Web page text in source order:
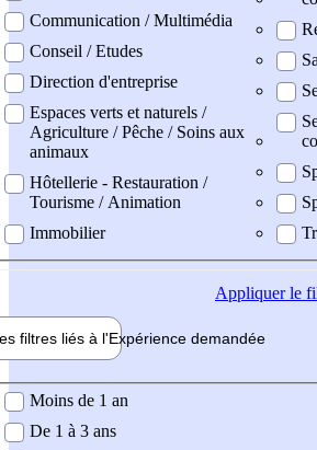
Communication / Multimédia
Conseil / Etudes
Direction d'entreprise
Espaces verts et naturels /
Agriculture / Pêche / Soins aux
animaux
Hôtellerie - Restauration /
Tourisme / Animation
Immobilier
Appliquerle
filtres liés à l'Expérience demandée
demandée
Moins de 1 an
De 1 à 3 ans